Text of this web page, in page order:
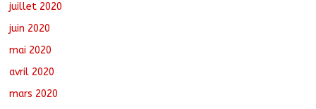
juillet 2020
juin 2020
mai 2020
avril 2020
mars 2020